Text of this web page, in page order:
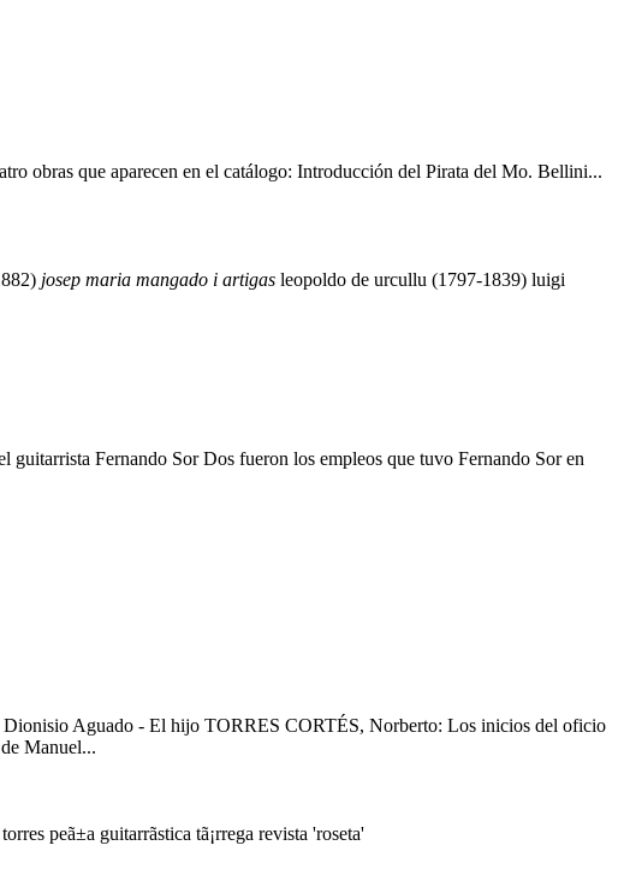
obras que aparecen en el catálogo: Introducción del Pirata del Mo. Bellini...
josep maria mangado i artigas leopoldo de urcullu (1797-1839) luigi
Fernando Sor Dos fueron los empleos que tuvo Fernando Sor en
Aguado - El hijo TORRES CORTÉS, Norberto: Los inicios del oficio
Manuel...
peã±a guitarrã­stica tã¡rrega revista 'roseta'